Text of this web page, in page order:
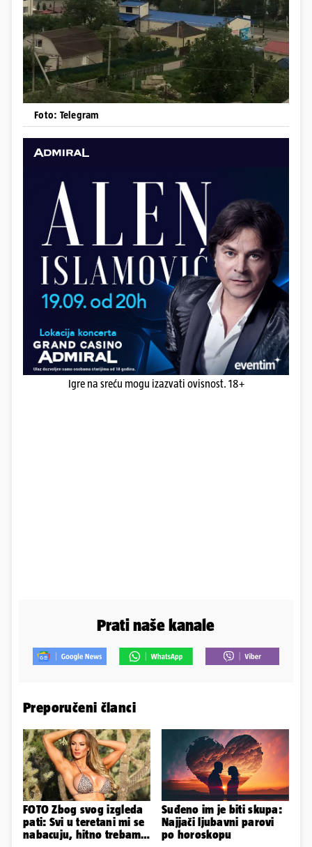
Foto: Telegram
Igre na sreću mogu izazvati ovisnost. 18+
Prati naše kanale
Preporučeni članci
FOTO Zbog svog izgleda
pati: Svi u teretani mi se
nabacuju, hitno trebam
Suđeno im je biti skupa:
Najjači ljubavni parovi
po horoskopu